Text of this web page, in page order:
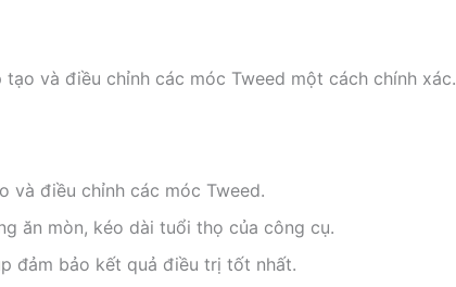
và điều chỉnh các móc Tweed một cách chính xác.
và điều chỉnh các móc Tweed.
ăn mòn, kéo dài tuổi thọ của công cụ.
đảm bảo kết quả điều trị tốt nhất.